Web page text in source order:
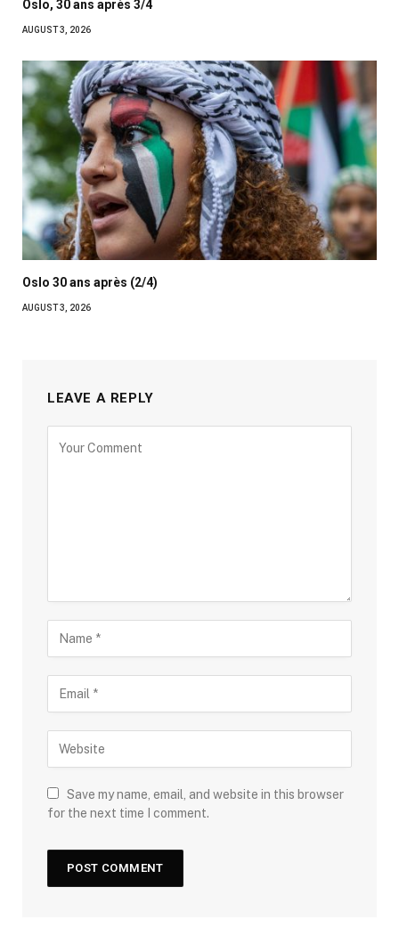
Oslo, 30 ans après 3/4
AUGUST 3, 2026
Oslo 30 ans après (2/4)
AUGUST 3, 2026
LEAVE A REPLY
Save my name, email, and website in this browser
for the next time I comment.